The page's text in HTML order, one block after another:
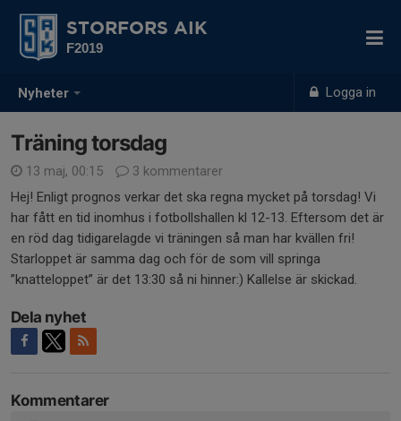
Nyheter Logga in
STORFORS AIK
F2019
Träning torsdag
13 maj, 00:15
3 kommentarer
Hej! Enligt prognos verkar det ska regna mycket på torsdag! Vi
har fått en tid inomhus i fotbollshallen kl 12-13. Eftersom det är
en röd dag tidigarelagde vi träningen så man har kvällen fri!
Starloppet är samma dag och för de som vill springa
”knatteloppet” är det 13:30 så ni hinner:) Kallelse är skickad.
Dela nyhet
Kommentarer